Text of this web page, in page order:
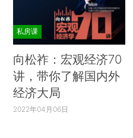
私房课
向松祚：宏观经济70
讲，带你了解国内外
经济大局
2022年04月06日